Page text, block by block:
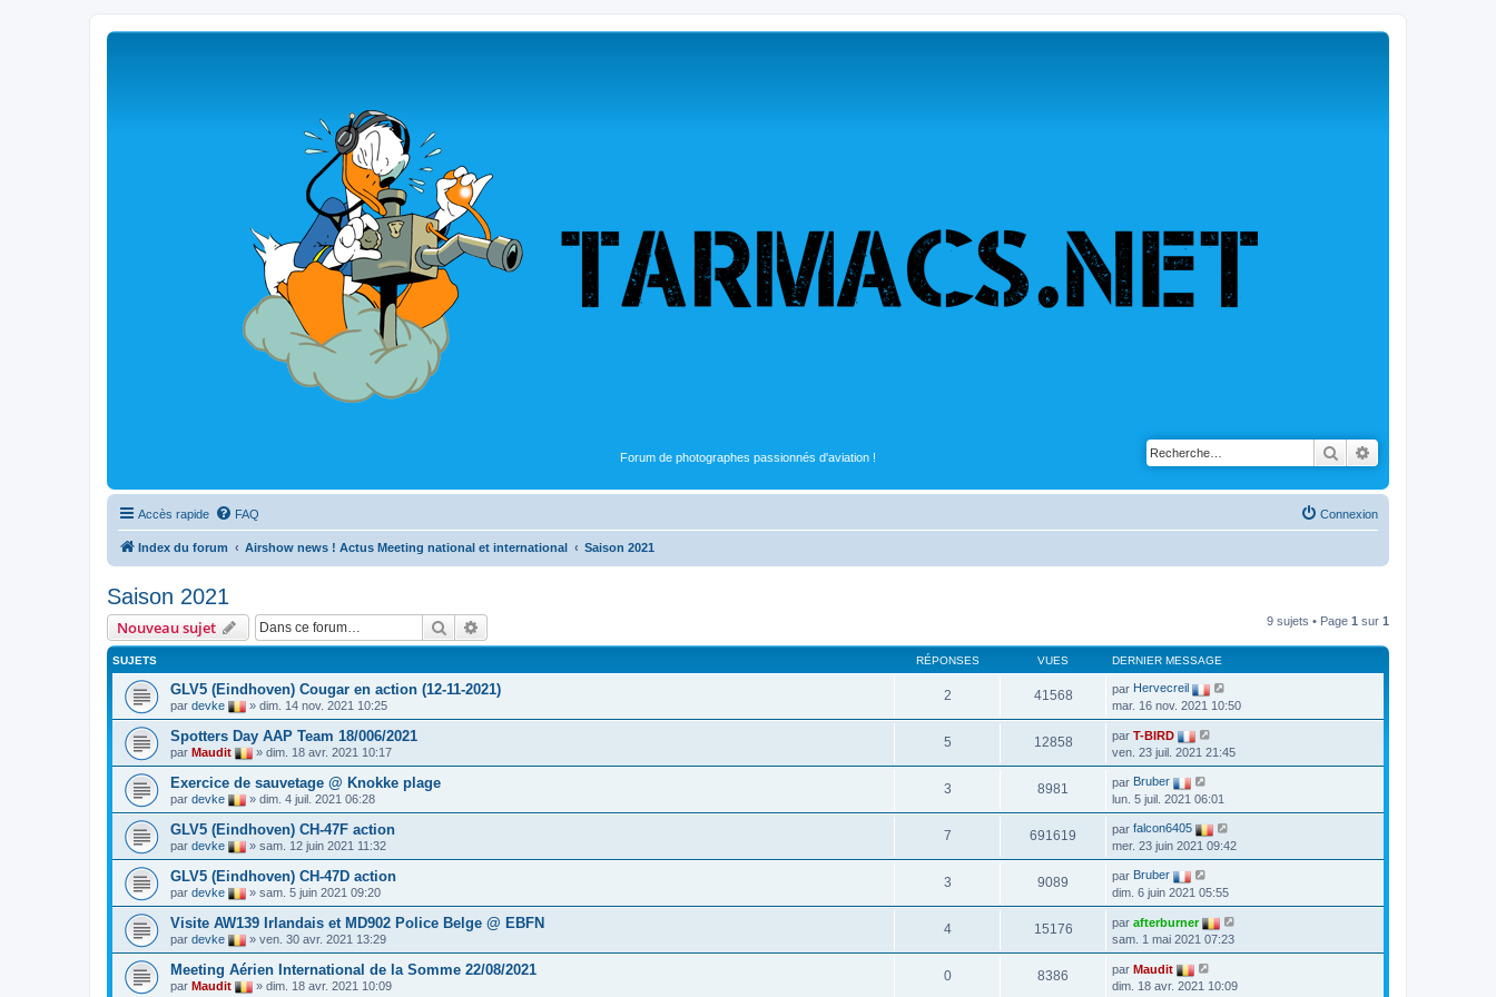
Forum de photographes passionnés d'aviation ! Rechercher
Accès rapide FAQ Connexion
Index du forum Airshow news ! Actus Meeting national et international Saison 2021
Saison 2021
Nouveau sujet Rechercher 9 sujets • Page 1 sur 1
SUJETS RÉPONSES VUES DERNIER MESSAGE
GLV5 (Eindhoven) Cougar en action (12-11-2021)
par devke » dim. 14 nov. 2021 10:25
2 41568 par Hervecreil
mar. 16 nov. 2021 10:50
Spotters Day AAP Team 18/006/2021
par Maudit » dim. 18 avr. 2021 10:17
5 12858 par T-BIRD
ven. 23 juil. 2021 21:45
Exercice de sauvetage @ Knokke plage
par devke » dim. 4 juil. 2021 06:28
3 8981 par Bruber
lun. 5 juil. 2021 06:01
GLV5 (Eindhoven) CH-47F action
par devke » sam. 12 juin 2021 11:32
7 691619 par falcon6405
mer. 23 juin 2021 09:42
GLV5 (Eindhoven) CH-47D action
par devke » sam. 5 juin 2021 09:20
3 9089 par Bruber
dim. 6 juin 2021 05:55
Visite AW139 Irlandais et MD902 Police Belge @ EBFN
par devke » ven. 30 avr. 2021 13:29
4 15176 par afterburner
sam. 1 mai 2021 07:23
Meeting Aérien International de la Somme 22/08/2021
par Maudit » dim. 18 avr. 2021 10:09
0 8386 par Maudit
dim. 18 avr. 2021 10:09